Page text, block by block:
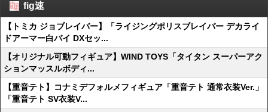
fig速
【トミカ ジョブレイバー】「ライジングポリスブレイバー デカライ
ドアーマー白バイ DXセッ...
【オリジナル可動フィギュア】WIND TOYS「タイタン スーパーアク
ションマッスルボディ...
【重音テト】コナミデフォルメフィギュア「重音テト 通常衣装Ver.」
「重音テト SV衣装V...